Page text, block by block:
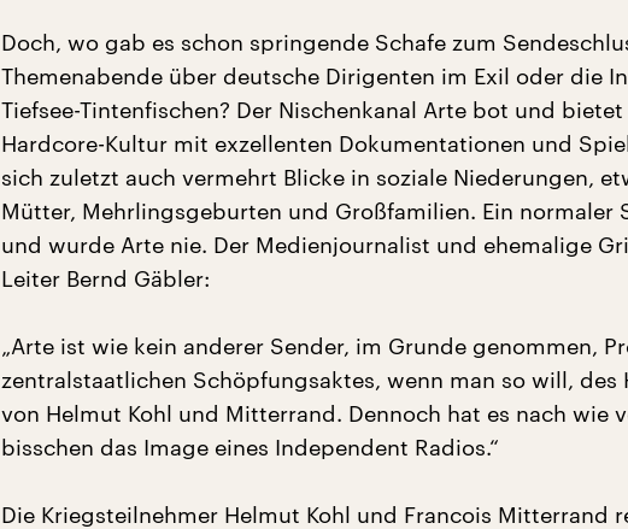
Doch, wo gab es schon springende Schafe zum
Themenabende über deutsche Dirigenten im Exil oder die
Tiefsee-Tintenfischen? Der Nischenkanal Arte bot und
Hardcore-Kultur mit exzellenten Dokumentationen und
sich zuletzt auch vermehrt Blicke in soziale Niederungen,
Mütter, Mehrlingsgeburten und Großfamilien. Ein normaler
und wurde Arte nie. Der Medienjournalist und ehemalige
Leiter Bernd Gäbler:
„Arte ist wie kein anderer Sender, im Grunde genommen,
zentralstaatlichen Schöpfungsaktes, wenn man so will, des
von Helmut Kohl und Mitterrand. Dennoch hat es nach wie
bisschen das Image eines Independent Radios.“
Die Kriegsteilnehmer Helmut Kohl und Francois Mitterrand